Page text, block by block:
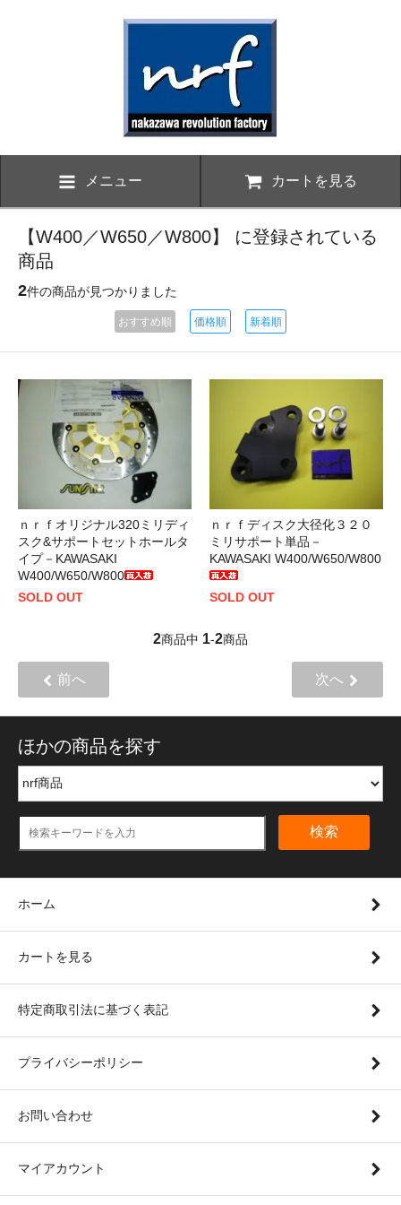
メニュー カートを見る
【W400／W650／W800】 に登録されている
商品
2件の商品が見つかりました
おすすめ順 価格順 新着順
ｎｒｆオリジナル320ミリディ
スク&サポートセットホールタ
イプ－KAWASAKI
W400/W650/W800
SOLD OUT
ｎｒｆディスク大径化３２０
ミリサポート単品－
KAWASAKI W400/W650/W800
SOLD OUT
2商品中 1-2商品
前へ 次へ
ほかの商品を探す
検索
ホーム
カートを見る
特定商取引法に基づく表記
プライバシーポリシー
お問い合わせ
マイアカウント